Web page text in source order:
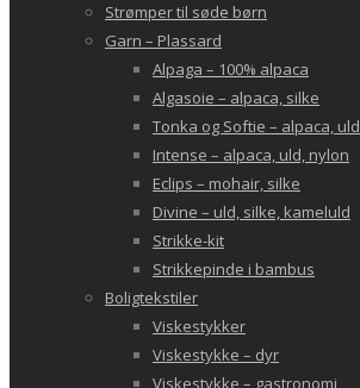
Strømper til søde børn
Garn – Plassard
Alpaga – 100% alpaca
Algasoie – alpaca, silke
Tonka og Softie – alpaca, uld
Intense – alpaca, uld, nylon
Eclips – mohair, silke
Divine – uld, silke, kameluld
Strikke-kit
Strikkepinde i bambus
Boligtekstiler
Viskestykker
Viskestykke – dyr
Viskestykke – gastronomi